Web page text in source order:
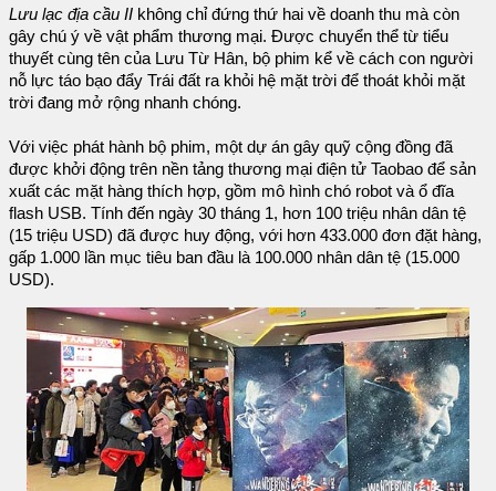
Lưu lạc địa cầu II không chỉ đứng thứ hai về doanh thu mà còn
gây chú ý về vật phẩm thương mại. Được chuyển thể từ tiểu
thuyết cùng tên của Lưu Từ Hân, bộ phim kể về cách con người
nỗ lực táo bạo đẩy Trái đất ra khỏi hệ mặt trời để thoát khỏi mặt
trời đang mở rộng nhanh chóng.
Với việc phát hành bộ phim, một dự án gây quỹ cộng đồng đã
được khởi động trên nền tảng thương mại điện tử Taobao để sản
xuất các mặt hàng thích hợp, gồm mô hình chó robot và ổ đĩa
flash USB. Tính đến ngày 30 tháng 1, hơn 100 triệu nhân dân tệ
(15 triệu USD) đã được huy động, với hơn 433.000 đơn đặt hàng,
gấp 1.000 lần mục tiêu ban đầu là 100.000 nhân dân tệ (15.000
USD).